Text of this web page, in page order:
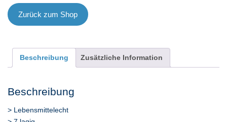
Zurück zum Shop
Beschreibung Zusätzliche Information
Beschreibung
> Lebensmittelecht